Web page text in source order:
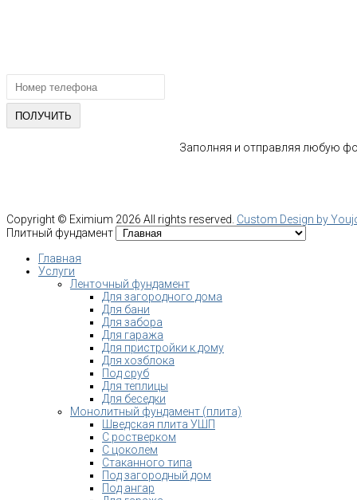
Заполняя и отправляя любую
Copyright © Eximium 2026 All rights reserved. Custom Design by
Плитный фундамент
Главная
Услуги
Ленточный фундамент
Для загородного дома
Для бани
Для забора
Для гаража
Для пристройки к дому
Для хозблока
Под сруб
Для теплицы
Для беседки
Монолитный фундамент (плита)
Шведская плита УШП
С ростверком
С цоколем
Стаканного типа
Под загородный дом
Под ангар